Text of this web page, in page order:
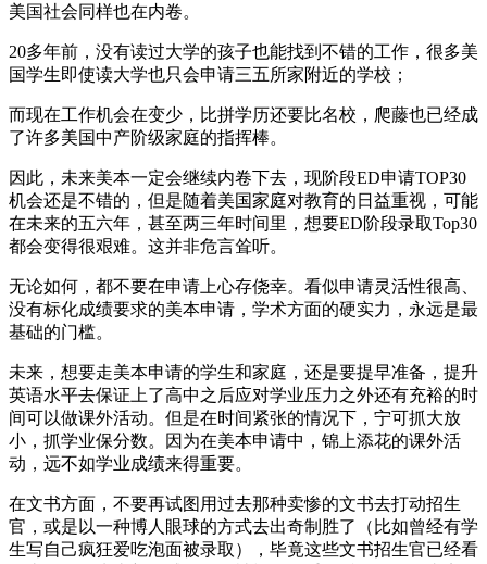
美国社会同样也在内卷。
20多年前，没有读过大学的孩子也能找到不错的工作，很多美
国学生即使读大学也只会申请三五所家附近的学校；
而现在工作机会在变少，比拼学历还要比名校，爬藤也已经成
了许多美国中产阶级家庭的指挥棒。
因此，未来美本一定会继续内卷下去，现阶段ED申请TOP30
机会还是不错的，但是随着美国家庭对教育的日益重视，可能
在未来的五六年，甚至两三年时间里，想要ED阶段录取Top30
都会变得很艰难。这并非危言耸听。
无论如何，都不要在申请上心存侥幸。看似申请灵活性很高、
没有标化成绩要求的美本申请，学术方面的硬实力，永远是最
基础的门槛。
未来，想要走美本申请的学生和家庭，还是要提早准备，提升
英语水平去保证上了高中之后应对学业压力之外还有充裕的时
间可以做课外活动。但是在时间紧张的情况下，宁可抓大放
小，抓学业保分数。因为在美本申请中，锦上添花的课外活
动，远不如学业成绩来得重要。
在文书方面，不要再试图用过去那种卖惨的文书去打动招生
官，或是以一种博人眼球的方式去出奇制胜了（比如曾经有学
生写自己疯狂爱吃泡面被录取），毕竟这些文书招生官已经看